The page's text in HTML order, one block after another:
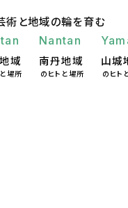
術と地域の輪を育む
域
場所
Nantan
南丹地域
のヒトと場所
山城
のヒト